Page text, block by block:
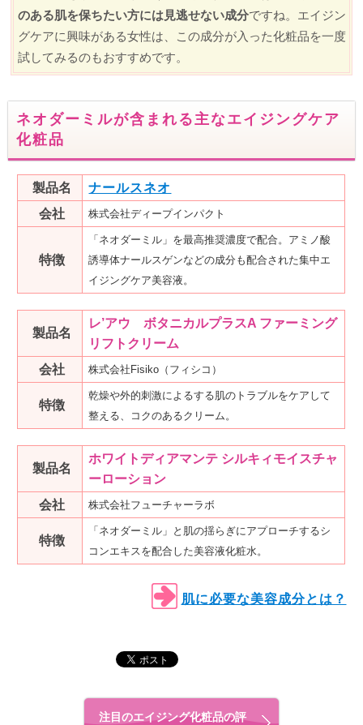
のある肌を保ちたい方には見逃せない成分ですね。エイジン
グケアに興味がある女性は、この成分が入った化粧品を一度
試してみるのもおすすめです。
ネオダーミルが含まれる主なエイジングケア
化粧品
製品名
ナールスネオ
会社
株式会社ディープインパクト
特徴
「ネオダーミル」を最高推奨濃度で配合。アミノ酸
誘導体ナールスゲンなどの成分も配合された集中エ
イジングケア美容液。
製品名
レ’アウ ボタニカルプラスA ファーミング
リフトクリーム
会社
株式会社Fisiko（フィシコ）
特徴
乾燥や外的刺激によるする肌のトラブルをケアして
整える、コクのあるクリーム。
製品名
ホワイトディアマンテ シルキィモイスチャ
ーローション
会社
株式会社フューチャーラボ
特徴
「ネオダーミル」と肌の揺らぎにアプローチするシ
コンエキスを配合した美容液化粧水。
肌に必要な美容成分とは？
注目のエイジング化粧品の評